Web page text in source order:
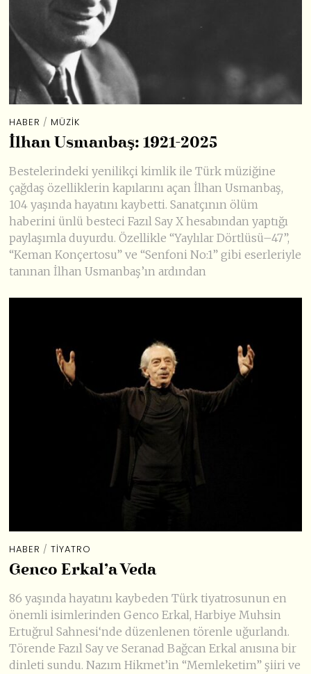
HABER / MÜZIK
İlhan Usmanbaş: 1921-2025
Bestelerindeki yenilikçi kimlik ile Türk müziğine
çağdaş özelliklerin kapılarını açan İlhan Usmanbaş,
104 yaşında hayatını kaybetti. Sanatçının ölüm
haberini ünlü besteci Fazıl Say X hesabından yaptığı
paylaşımla duyurdu. Özellikle “Yaylılar Dörtlüsü–47”,
“Keman Konçertosu” ve “Senfoni No:1” gibi eserleriyle
tanınan İlhan Usmanbaş’ın ardından
HABER / TIYATRO
Genco Erkal’a Veda
86 yaşında hayatını kaybeden Türk tiyatrosunun en
önemli isimlerinden Genco Erkal, Harbiye Muhsin
Ertuğrul Sahnesi‘nde düzenlenen törenle uğurlandı.
Törende Fazıl Say ve Seranad Bağcan Erkal anısına bir
dinleti sundu. Nazım Hikmet’in “Memleketim” şiiri ve